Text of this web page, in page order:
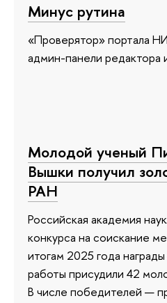
Минус рутина
«Проверятор» портала
админ-панели редактора
Молодой ученый
Вышки получил
РАН
Российская академия
конкурса на соискание
итогам 2025 года
работы присудили 42
В числе победителей —